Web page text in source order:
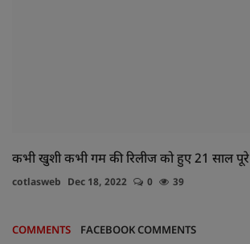
कभी खुशी कभी गम की रिलीज को हुए 21 साल पूरे
cotlasweb Dec 18, 2022 0 39
COMMENTS FACEBOOK COMMENTS